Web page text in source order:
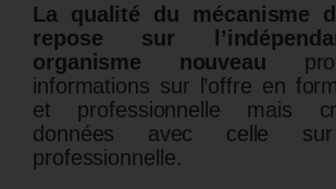
La qualité du mécanisme
repose sur
organisme nouveau
informations sur l’offre en
et professionnelle mais
données avec celle sur
professionnelle.